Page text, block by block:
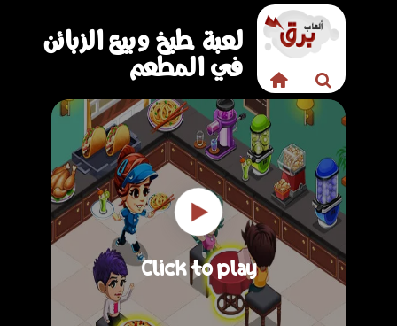
لعبة طبخ وبيع الزبائن
في المطعم
Click to play